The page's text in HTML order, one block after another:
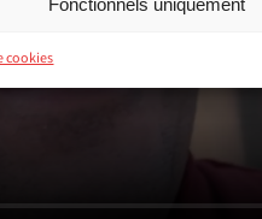
Fonctionnels uniquement
cookies